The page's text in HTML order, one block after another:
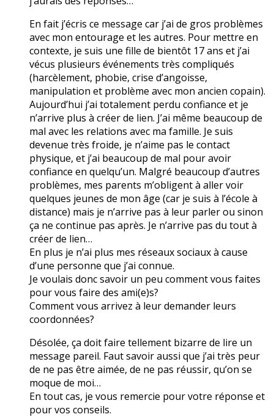
En fait j’écris ce message car j’ai de gros problèmes
avec mon entourage et les autres. Pour mettre en
contexte, je suis une fille de bientôt 17 ans et j’ai
vécus plusieurs événements très compliqués
(harcèlement, phobie, crise d’angoisse,
manipulation et problème avec mon ancien copain).
Aujourd’hui j’ai totalement perdu confiance et je
n’arrive plus à créer de lien. J’ai même beaucoup de
mal avec les relations avec ma famille. Je suis
devenue très froide, je n’aime pas le contact
physique, et j’ai beaucoup de mal pour avoir
confiance en quelqu’un. Malgré beaucoup d’autres
problèmes, mes parents m’obligent à aller voir
quelques jeunes de mon âge (car je suis à l’école à
distance) mais je n’arrive pas à leur parler ou sinon
ça ne continue pas après. Je n’arrive pas du tout à
créer de lien…
En plus je n’ai plus mes réseaux sociaux à cause
d’une personne que j’ai connue.
Je voulais donc savoir un peu comment vous faites
pour vous faire des ami(e)s?
Comment vous arrivez à leur demander leurs
coordonnées?
Désolée, ça doit faire tellement bizarre de lire un
message pareil. Faut savoir aussi que j’ai très peur
de ne pas être aimée, de ne pas réussir, qu’on se
moque de moi…
En tout cas, je vous remercie pour votre réponse et
pour vos conseils.